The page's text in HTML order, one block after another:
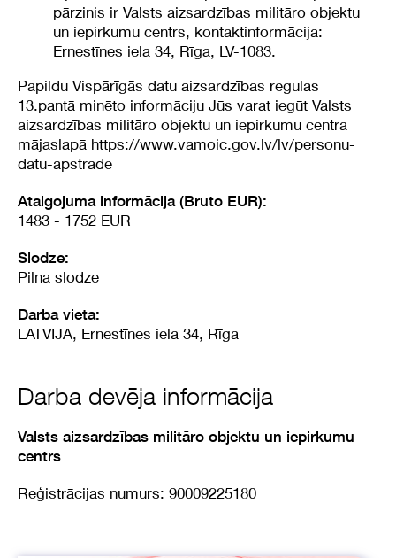
pārzinis ir Valsts aizsardzības militāro objektu
un iepirkumu centrs, kontaktinformācija:
Ernestīnes iela 34, Rīga, LV-1083.
Papildu Vispārīgās datu aizsardzības regulas
13.pantā minēto informāciju Jūs varat iegūt Valsts
aizsardzības militāro objektu un iepirkumu centra
mājaslapā https://www.vamoic.gov.lv/lv/personu-
datu-apstrade
Atalgojuma informācija (Bruto EUR):
1483 - 1752 EUR
Slodze:
Pilna slodze
Darba vieta:
LATVIJA, Ernestīnes iela 34, Rīga
Darba devēja informācija
Valsts aizsardzības militāro objektu un iepirkumu
centrs
Reģistrācijas numurs: 90009225180